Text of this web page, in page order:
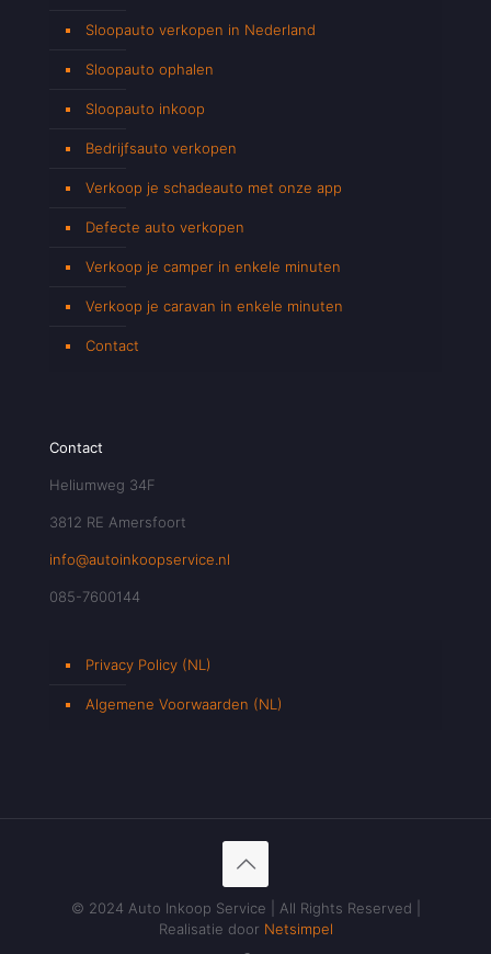
Sloopauto verkopen in Nederland
Sloopauto ophalen
Sloopauto inkoop
Bedrijfsauto verkopen
Verkoop je schadeauto met onze app
Defecte auto verkopen
Verkoop je camper in enkele minuten
Verkoop je caravan in enkele minuten
Contact
Contact
Heliumweg 34F
3812 RE Amersfoort
info@autoinkoopservice.nl
085-7600144
Privacy Policy (NL)
Algemene Voorwaarden (NL)
© 2024 Auto Inkoop Service | All Rights Reserved |
Realisatie door Netsimpel